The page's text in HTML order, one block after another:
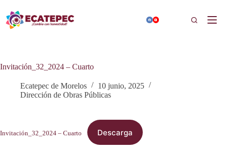
contenido
Buscar
Invitación_32_2024 – Cuarto
Ecatepec de Morelos
10 junio, 2025
Dirección de Obras Públicas
Invitación_32_2024 – Cuarto Descarga